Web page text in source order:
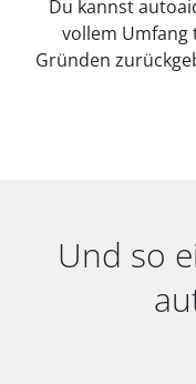
Du kannst
vollem Umfang
Gründen
Und so